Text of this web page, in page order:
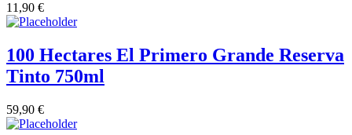
11,90 €
100 Hectares El Primero Grande Reserva
Tinto 750ml
59,90 €